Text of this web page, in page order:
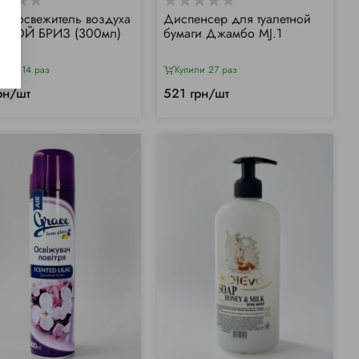
освежитель воздуха
БРИЗ (300мл)
214 раз
шт
Диспенсер для туалетной
бумаги Джамбо MJ.1
Купили 27 раз
521 грн/шт